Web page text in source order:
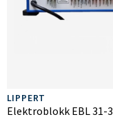
LIPPERT
Elektroblokk EBL 31-3